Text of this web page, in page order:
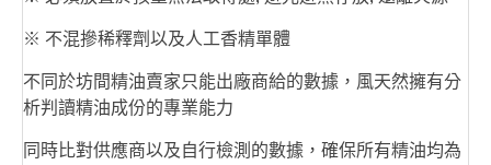
※ 不混摻稀釋劑以及人工香精單體
不同於坊間精油賣家只能出廠商給的數據，風天然擁有分
析判讀精油成份的專業能力
同時比對供應商以及自行檢測的數據，確保所有精油均為